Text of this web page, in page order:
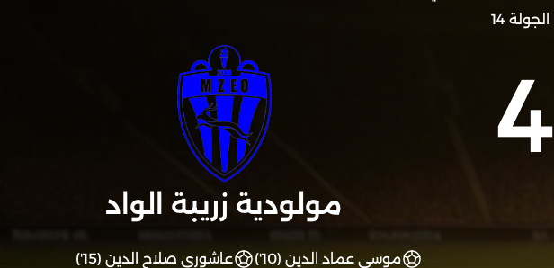
الجولة 14
4
مولودية زريبة الواد
موسي عماد الدين (10')
عاشوري صلاح الدين (15')